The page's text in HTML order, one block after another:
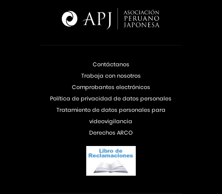
Contáctanos
Trabaja con nosotros
Comprobantes electrónicos
Política de privacidad de datos personales
Tratamiento de datos personales para
videovigilancia
Derechos ARCO